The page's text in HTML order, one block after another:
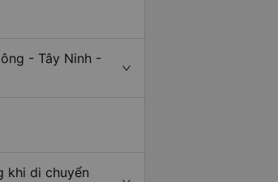
- Tây Ninh -
khi di chuyển